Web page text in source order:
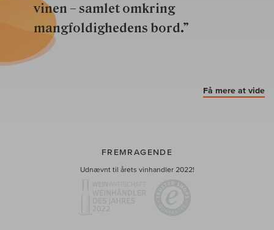
vinen – samlet omkring
mangfoldighedens bord.”
Få mere at vide
FREMRAGENDE
Udnævnt til årets vinhandler 2022!